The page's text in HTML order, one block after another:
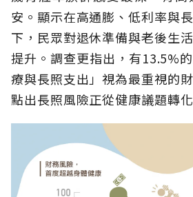
安。顯示在高通膨、低利率與
下，民眾對退休準備與老後生
提升。調查更指出，有13.5%
療與長照支出」視為最重視的
點出長照風險正從健康議題轉